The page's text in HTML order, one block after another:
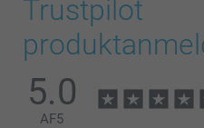
Trustpilot
5.0
AF5